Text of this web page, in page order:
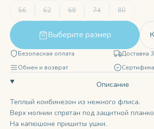
56 62 68 74 80
Выберите размер
Безопасная оплата
Доставка
Обмен и возврат
Описание
Теплый комбинезон из нежного флиса.
Верх молнии спрятан под защитной
На капюшоне пришиты ушки.